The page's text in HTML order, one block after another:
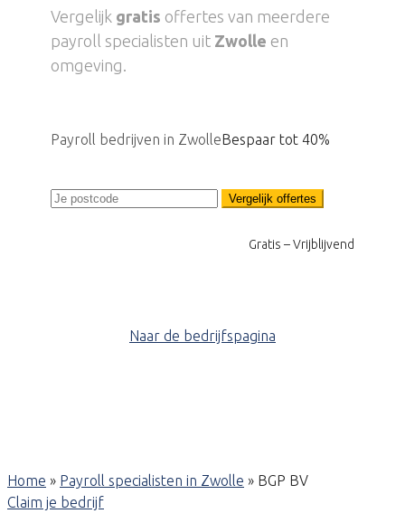
Vergelijk gratis offertes van meerdere
payroll specialisten uit Zwolle en
omgeving.
Payroll bedrijven in ZwolleBespaar tot 40%
Vergelijk offertes
Gratis – Vrijblijvend
Naar de bedrijfspagina
Home » Payroll specialisten in Zwolle » BGP BV
Claim je bedrijf